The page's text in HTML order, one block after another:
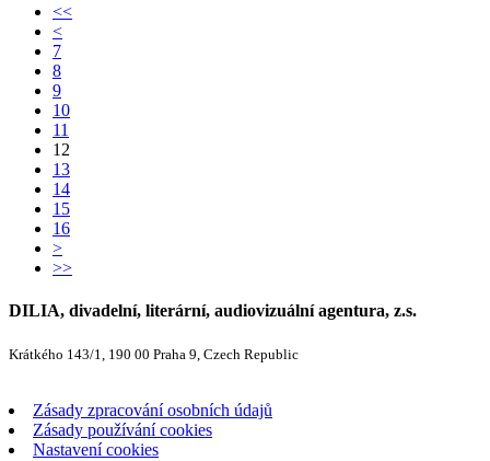
<<
<
7
8
9
10
11
12
13
14
15
16
>
>>
DILIA, divadelní, literární, audiovizuální agentura, z.s.
Krátkého 143/1, 190 00 Praha 9, Czech Republic
Zásady zpracování osobních údajů
Zásady používání cookies
Nastavení cookies